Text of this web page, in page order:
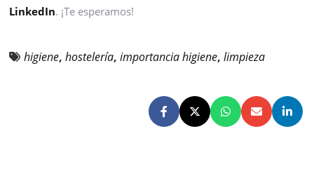
LinkedIn. ¡Te esperamos!
higiene,hostelería,importancia higiene,limpieza